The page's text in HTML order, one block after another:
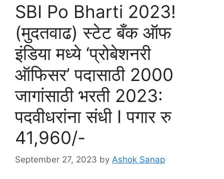
SBI Po Bharti 2023!
(मुदतवाढ) स्टेट बँक ऑफ
इंडिया मध्ये ‘प्रोबेशनरी
ऑफिसर’ पदासाठी 2000
जागांसाठी भरती 2023:
पदवीधरांना संधी I पगार रु
41,960/-
September 27, 2023 by Ashok Sanap